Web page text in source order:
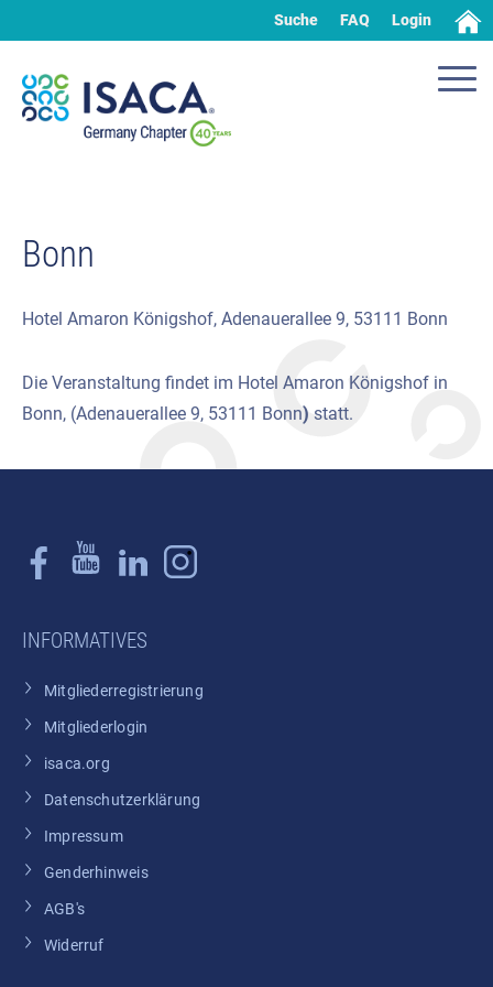
Suche FAQ Login
Bonn
Hotel Amaron Königshof, Adenauerallee 9, 53111 Bonn
Die Veranstaltung findet im Hotel Amaron Königshof in
Bonn, (Adenauerallee 9, 53111 Bonn) statt.
INFORMATIVES
Mitgliederregistrierung
Mitgliederlogin
isaca.org
Datenschutzerklärung
Impressum
Genderhinweis
AGB's
Widerruf